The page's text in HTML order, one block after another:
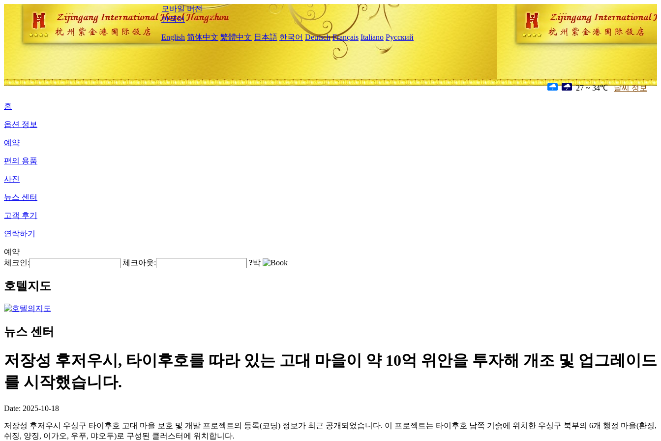
모바일 버전
한국어
English 简体中文 繁體中文 日本語 한국어 Deutsch Français Italiano Русский
27 ~ 34℃ 날씨 정보
홈
옵션 정보
예약
편의 용품
사진
뉴스 센터
고객 후기
연락하기
예약
체크인:
체크아웃: ?박
호텔지도
뉴스 센터
저장성 후저우시, 타이후호를 따라 있는 고대 마을이 약 10억 위안을 투자해 개조 및 업그레이드
를 시작했습니다.
Date: 2025-10-18
저장성 후저우시 우싱구 타이후호 고대 마을 보호 및 개발 프로젝트의 등록(코딩) 정보가 최근 공개되었습니다. 이 프로젝트는 타이후호 남쪽 기슭에 위치한 우싱구 북부의 6개 행정 마을(환징,
쉬징, 양징, 이가오, 우푸, 먀오두)로 구성된 클러스터에 위치합니다.